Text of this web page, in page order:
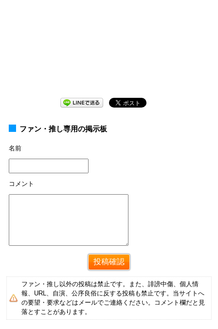
ファン・推し専用の掲示板
名前
コメント
ファン・推し以外の投稿は禁止です。また、誹謗中傷、個人情
報、URL、自演、公序良俗に反する投稿も禁止です。当サイトへ
の要望・要求などはメールでご連絡ください。コメント欄だと見
落とすことがあります。